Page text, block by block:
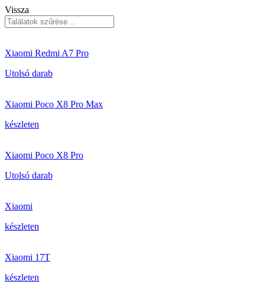
Vissza
Xiaomi Redmi A7 Pro
Utolsó darab
Xiaomi Poco X8 Pro Max
készleten
Xiaomi Poco X8 Pro
Utolsó darab
Xiaomi
készleten
Xiaomi 17T
készleten